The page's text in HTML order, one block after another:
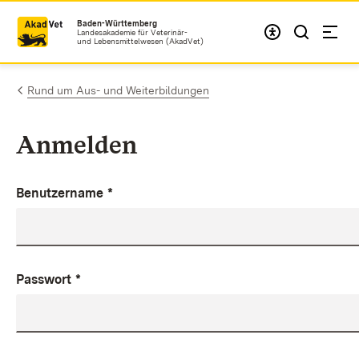
Zum Inhalt springen
Baden-Württemberg
Landesakademie für Veterinär-
und Lebensmittelwesen (AkadVet)
Rund um Aus- und Weiterbildungen
Anmelden
Benutzername *
Passwort *